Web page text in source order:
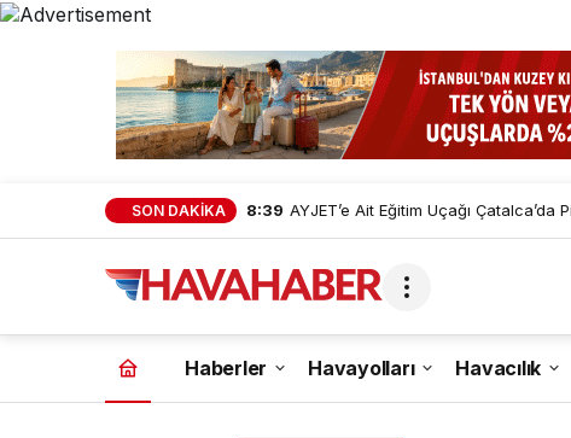
SON DAKİKA 8:39 AYJET’e Ait Eğitim Uçağı Çatalca’da
Haberler Havayolları Havacılık